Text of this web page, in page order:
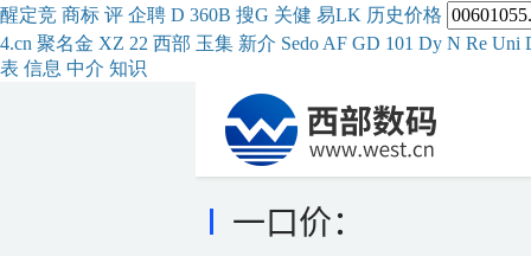
醒定竞 商标 评 企聘 D 360B 搜G 关健 易LK 历史价格
4.cn 聚名金 XZ 22 西部 玉集 新介 Sedo AF GD 101 Dy N Re Uni
表 信息 中介 知识